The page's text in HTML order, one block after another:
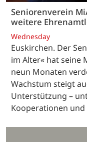
Seniorenverein
weitere
Wednesday
Euskirchen. Der
im Alter« hat seine
neun Monaten
Wachstum steigt
Unterstützung –
Kooperationen